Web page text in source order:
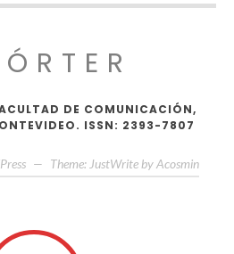
DE COMUNICACIÓN,
ISSN: 2393-7807
— Theme: JustWrite by Acosmin